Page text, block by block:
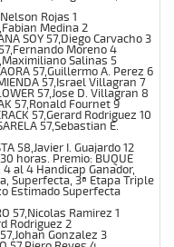
Rojas 1
Medina 2
SOY 57,Diego Carvacho 3
Moreno 4
Salinas 5
57,Guillermo A. Perez 6
57,Israel Villagran 7
57,Jose D. Villagran 8
57,Ronald Fournet 9
57,Gerard Rodriguez 10
57,Sebastian E.
58,Javier I. Guajardo 12
horas. Premio: BUQUE
4 al 4 Handicap Ganador,
Superfecta, 3ª Etapa Triple
Estimado Superfecta
57,Nicolas Ramirez 1
Rodriguez 2
Gonzalez 3